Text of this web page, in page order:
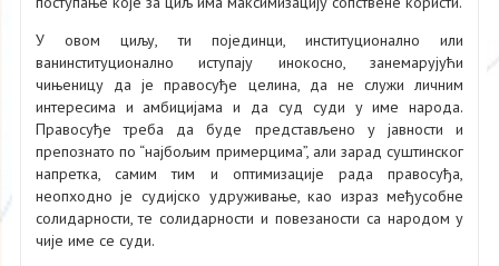
У овом циљу, ти појединци, институционално или
ванинституционално иступају инокосно, занемарујући
чињеницу да је правосуђе целина, да не служи личним
интересима и амбицијама и да суд суди у име народа.
Правосуђе треба да буде представљено у јавности и
препознато по “најбољим примерцима”, али зарад суштинског
напретка, самим тим и оптимизације рада правосуђа,
неопходно је судијско удруживање, као израз међусобне
солидарности, те солидарности и повезаности са народом у
чије име се суди.